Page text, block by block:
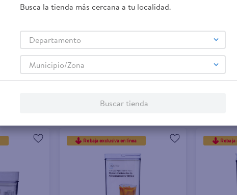
Rebaja exclusiva en línea Rebaja
Busca la tienda más cercana a tu localidad.
Departamento
Municipio/Zona
Buscar tienda